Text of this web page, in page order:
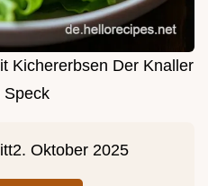
Kichererbsen Der Knaller
Speck
2. Oktober 2025